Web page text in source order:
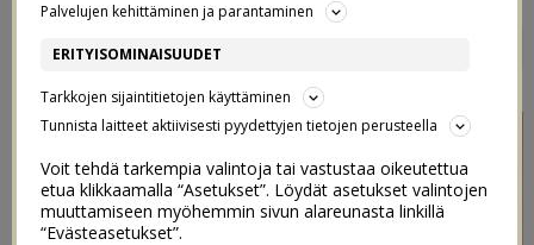
ORANSSI LINSSIKEITTO
Palvelujen kehittäminen ja parantaminen
ERITYISOMINAISUUDET
Tarkkojen sijaintitietojen käyttäminen
Tunnista laitteet aktiivisesti pyydettyjen tietojen perusteella
Voit tehdä tarkempia valintoja tai vastustaa oikeutettua
etua klikkaamalla “Asetukset”. Löydät asetukset valintojen
muuttamiseen myöhemmin sivun alareunasta linkillä
“Evästeasetukset”.